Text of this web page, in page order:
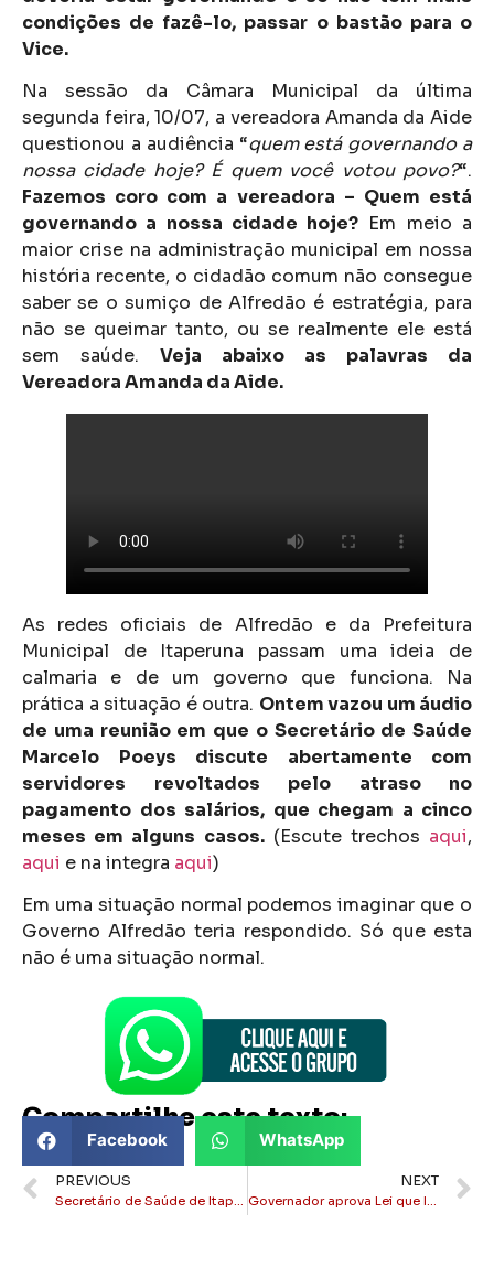
condições de fazê-lo, passar o bastão para o
Vice.
Na sessão da Câmara Municipal da última
segunda feira, 10/07, a vereadora Amanda da Aide
questionou a audiência “quem está governando a
nossa cidade hoje? É quem você votou povo?“.
Fazemos coro com a vereadora – Quem está
governando a nossa cidade hoje? Em meio a
maior crise na administração municipal em nossa
história recente, o cidadão comum não consegue
saber se o sumiço de Alfredão é estratégia, para
não se queimar tanto, ou se realmente ele está
sem saúde. Veja abaixo as palavras da
Vereadora Amanda da Aide.
As redes oficiais de Alfredão e da Prefeitura
Municipal de Itaperuna passam uma ideia de
calmaria e de um governo que funciona. Na
prática a situação é outra. Ontem vazou um áudio
de uma reunião em que o Secretário de Saúde
Marcelo Poeys discute abertamente com
servidores revoltados pelo atraso no
pagamento dos salários, que chegam a cinco
meses em alguns casos.(Escute trechos aqui,
aqui e na integra aqui)
Em uma situação normal podemos imaginar que o
Governo Alfredão teria respondido. Só que esta
não é uma situação normal.
Compartilhe este texto:
Facebook WhatsApp
PREVIOUS NEXT